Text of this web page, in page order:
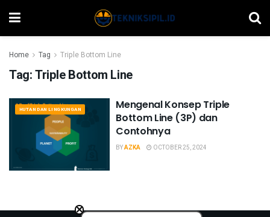
Home Tag Triple Bottom Line
Tag:Triple Bottom Line
HUTAN DAN LINGKUNGAN
Mengenal Konsep Triple
Bottom Line (3P) dan
Contohnya
BYAZKA OCTOBER 25, 2024
×